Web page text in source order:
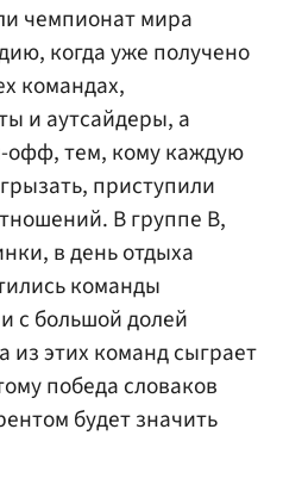
чемпионат мира
когда уже получено
командах,
и аутсайдеры, а
офф, тем, кому каждую
приступили
В группе В,
в день отдыха
команды
с большой долей
из этих команд сыграет
победа словаков
будет значить